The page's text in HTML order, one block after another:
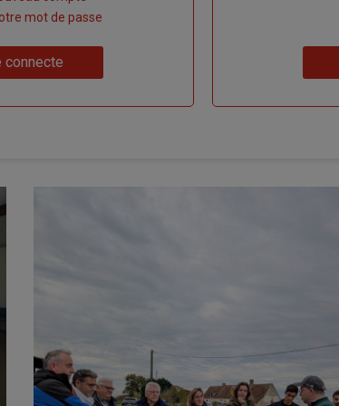
mot de passe
connecte